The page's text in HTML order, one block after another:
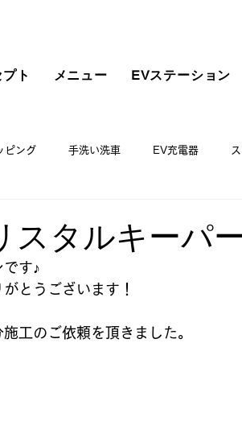
ト メニュー EVステーション
ピング 手洗い洗車 EV充電器
タルキーパ
す♪
とうございます！
工のご依頼を頂きました。